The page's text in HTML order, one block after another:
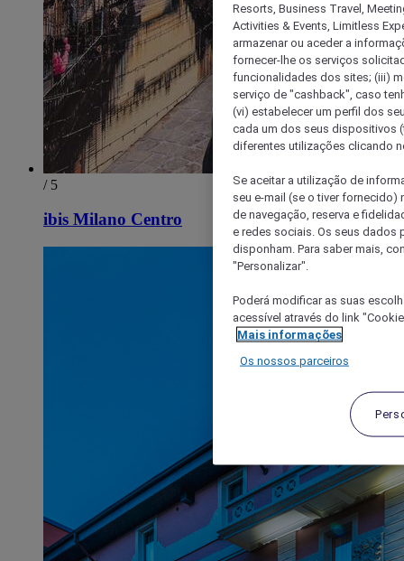
/ 5
ibis Milano Centro
Resorts, Business Travel,
Activities & Events, Limitless
armazenar ou aceder a
fornecer-lhe os serviços
funcionalidades dos sites; (iii)
serviço de "cashback", caso
(vi) estabelecer um perfil dos
cada um dos seus dispositivos
diferentes utilizações clicando
Se aceitar a utilização de
seu e-mail (se o tiver
de navegação, reserva e
e redes sociais. Os seus dados
disponham. Para saber mais,
"Personalizar".
Poderá modificar as suas
acessível através do link
Mais informações
Os nossos parceiros